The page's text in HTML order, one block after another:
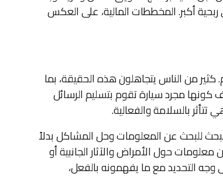
أكبر. المخططات المالية، على العكس
من الناس يتجاهلون هذه الحقيقة، بما
مجرد سيارة تقوم بتسليم الرسائل
بالسلامة والفعالية.
للبحث عن المعلومات وحل المشاكل بدلاً
من المشاهدين يبحثون عن معلومات حول الأمراض والآثار الجانبية أو
للتعامل على وجه التحديد مع ما يفهمونه بالفعل،